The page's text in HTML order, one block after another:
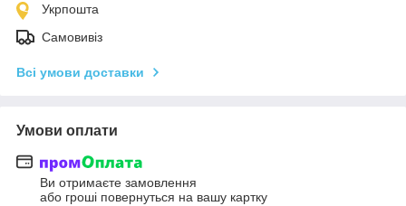
Укрпошта
Самовивіз
Всі умови доставки
Умови оплати
Ви отримаєте замовлення
або гроші повернуться на вашу картку